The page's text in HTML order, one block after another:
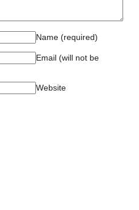
Name (required)
Email (will not be
Website